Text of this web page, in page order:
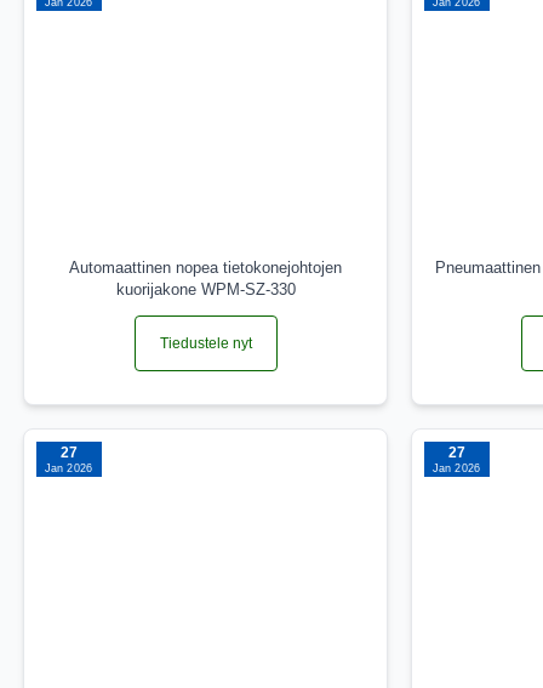
Automaattinen nopea tietokonejohtojen
kuorijakone WPM-SZ-330
Tiedustele nyt
27
Jan 2026
27
Jan 2026